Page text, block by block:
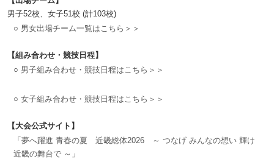
男子52校、女子51校 (計103校)
○ 男女出場チーム一覧はこちら＞＞
【組み合わせ・競技日程】
○ 男子組み合わせ・競技日程はこちら＞＞
○ 女子組み合わせ・競技日程はこちら＞＞
【大会公式サイト】
「夢へ躍進 青春の夏 近畿総体2026 ～ つなげ みんなの想い 輝け
近畿の舞台で ～」